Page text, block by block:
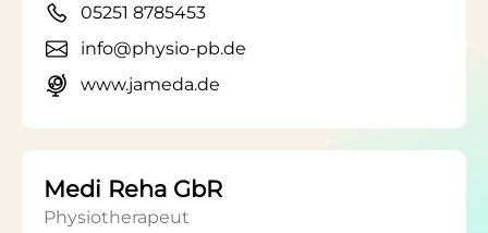
05251 8785453
info@physio-pb.de
www.jameda.de
Medi Reha GbR
Physiotherapeut